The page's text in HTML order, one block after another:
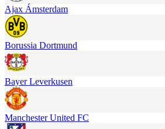
Ajax Ámsterdam
Borussia Dortmund
Bayer Leverkusen
Manchester United FC